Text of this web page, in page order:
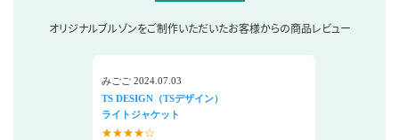
オリジナルブルゾンをご制作いただいたお客様からの商品レビュー
みごご 2024.07.03
TS DESIGN（TSデザイン）
ライトジャケット
★★★★☆